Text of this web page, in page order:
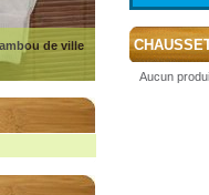
de ville
Aucun